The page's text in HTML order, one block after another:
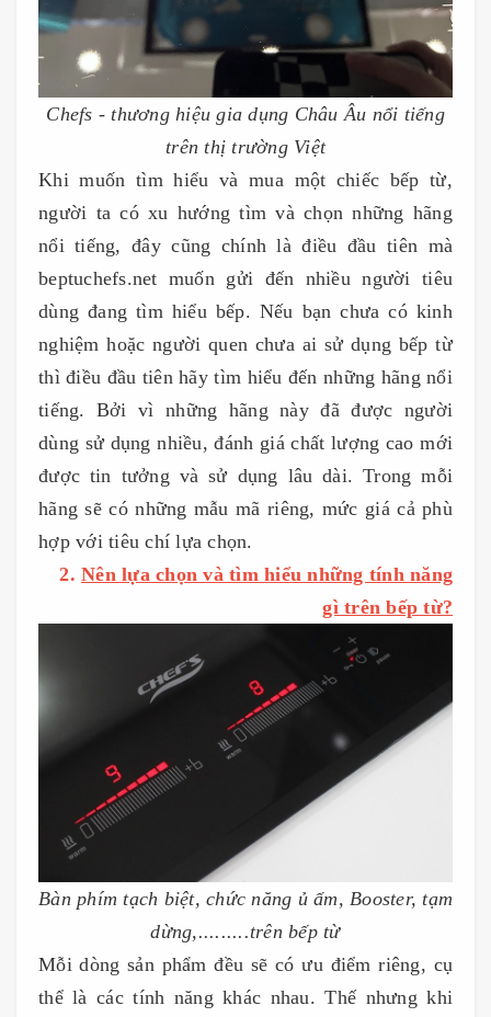
Chefs - thương hiệu gia dụng Châu Âu nổi tiếng
trên thị trường Việt
Khi muốn tìm hiểu và mua một chiếc bếp từ,
người ta có xu hướng tìm và chọn những hãng
nổi tiếng, đây cũng chính là điều đầu tiên mà
beptuchefs.net muốn gửi đến nhiều người tiêu
dùng đang tìm hiểu bếp. Nếu bạn chưa có kinh
nghiệm hoặc người quen chưa ai sử dụng bếp từ
thì điều đầu tiên hãy tìm hiểu đến những hãng nổi
tiếng. Bởi vì những hãng này đã được người
dùng sử dụng nhiều, đánh giá chất lượng cao mới
được tin tưởng và sử dụng lâu dài. Trong mỗi
hãng sẽ có những mẫu mã riêng, mức giá cả phù
hợp với tiêu chí lựa chọn.
2. Nên lựa chọn và tìm hiểu những tính năng
gì trên bếp từ?
Bàn phím tạch biệt, chức năng ủ ấm, Booster, tạm
dừng,.........trên bếp từ
Mỗi dòng sản phẩm đều sẽ có ưu điểm riêng, cụ
thể là các tính năng khác nhau. Thế nhưng khi